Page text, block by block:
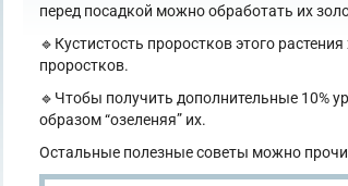
перед посадкой можно обработать их
🔹Кустистость проростков этого
проростков.
🔹Чтобы получить дополнительные 10%
образом “озеленяя” их.
Остальные полезные советы можно